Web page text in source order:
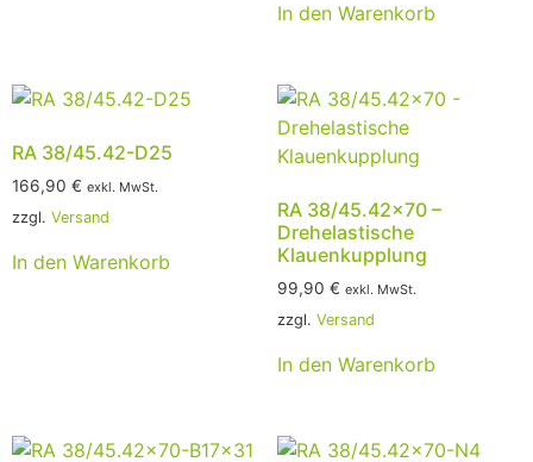
In den Warenkorb
RA 38/45.42-D25
166,90 € exkl. MwSt.
zzgl. Versand
In den Warenkorb
RA 38/45.42×70 –
Drehelastische
Klauenkupplung
99,90 € exkl. MwSt.
zzgl. Versand
In den Warenkorb